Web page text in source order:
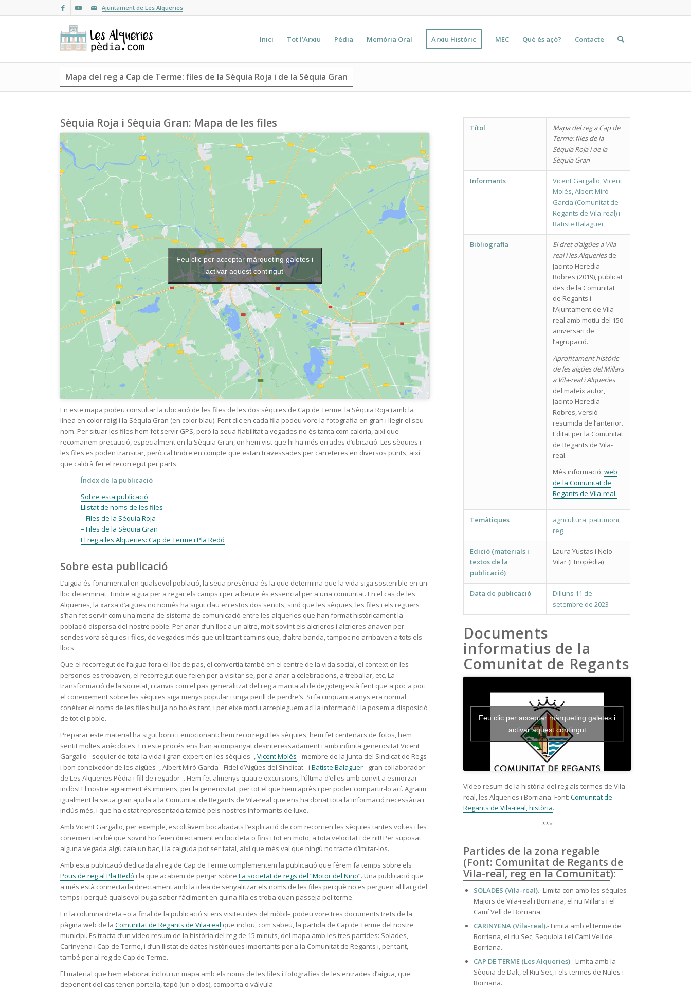
Ajuntament de Les Alqueries
Inici Tot l’Arxiu Pèdia Memòria Oral Arxiu Històric MEC Què és açò? Contacte
Mapa del reg a Cap de Terme: files de la Sèquia Roja i de la Sèquia Gran
Sèquia Roja i Sèquia Gran: Mapa de les files
Feu clic per acceptar màrqueting galetes i
activar aquest contingut
En este mapa podeu consultar la ubicació de les files de les dos sèquies de Cap de Terme: la Sèquia Roja (amb la
línea en color roig) i la Sèquia Gran (en color blau). Fent clic en cada fila podeu vore la fotografia en gran i llegir el seu
nom. Per situar les files hem fet servir GPS, però la seua fiabilitat a vegades no és tanta com caldria, així que
recomanem precaució, especialment en la Sèquia Gran, on hem vist que hi ha més errades d’ubicació. Les sèquies i
les files es poden transitar, però cal tindre en compte que estan travessades per carreteres en diversos punts, així
que caldrà fer el recorregut per parts.
Índex de la publicació
Sobre esta publicació
Llistat de noms de les files
– Files de la Sèquia Roja
– Files de la Sèquia Gran
El reg a les Alqueries: Cap de Terme i Pla Redó
Sobre esta publicació
L’aigua és fonamental en qualsevol població, la seua presència és la que determina que la vida siga sostenible en un
lloc determinat. Tindre aigua per a regar els camps i per a beure és essencial per a una comunitat. En el cas de les
Alqueries, la xarxa d’aigües no només ha sigut clau en estos dos sentits, sinó que les sèquies, les files i els reguers
s’han fet servir com una mena de sistema de comunicació entre les alqueries que han format històricament la
població dispersa del nostre poble. Per anar d’un lloc a un altre, molt sovint els alcrieros i alcrieres anaven per
sendes vora sèquies i files, de vegades més que utilitzant camins que, d’altra banda, tampoc no arribaven a tots els
llocs.
Que el recorregut de l’aigua fora el lloc de pas, el convertia també en el centre de la vida social, el context on les
persones es trobaven, el recorregut que feien per a visitar-se, per a anar a celebracions, a treballar, etc. La
transformació de la societat, i canvis com el pas generalitzat del reg a manta al de degoteig està fent que a poc a poc
el coneixement sobre les sèquies siga menys popular i tinga perill de perdre’s. Si fa cinquanta anys era normal
conèixer el noms de les files hui ja no ho és tant, i per eixe motiu arrepleguem ací la informació i la posem a disposició
de tot el poble.
Preparar este material ha sigut bonic i emocionant: hem recorregut les sèquies, hem fet centenars de fotos, hem
sentit moltes anècdotes. En este procés ens han acompanyat desinteressadament i amb infinita generositat Vicent
Gargallo –sequier de tota la vida i gran expert en les sèquies–,Vicent Molés –membre de la Junta del Sindicat de Regs
i bon coneixedor de les aigües–, Albert Miró Garcia –Fidel d’Aigües del Sindicat– iBatiste Balaguer–gran col·laborador
de Les Alqueries Pèdia i fill de regador–. Hem fet almenys quatre excursions, l’última d’elles amb convit a esmorzar
inclòs! El nostre agraïment és immens, per la generositat, per tot el que hem après i per poder compartir-lo ací. Agraïm
igualment la seua gran ajuda a la Comunitat de Regants de Vila-real que ens ha donat tota la informació necessària i
inclús més, i que ha estat representada també pels nostres informants de luxe.
Amb Vicent Gargallo, per exemple, escoltàvem bocabadats l’explicació de com recorrien les sèquies tantes voltes i les
coneixien tan bé que sovint ho feien directament en bicicleta o fins i tot en moto, a tota velocitat i de nit! Per suposat
alguna vegada algú caïa un bac, i la caiguda pot ser fatal, així que més val que ningú no tracte d’imitar-los.
Amb esta publicació dedicada al reg de Cap de Terme complementem la publicació que férem fa temps sobre els
Pous de reg al Pla Redó i la que acabem de penjar sobreLa societat de regs del “Motor del Niño”. Una publicació que
a més està connectada directament amb la idea de senyalitzar els noms de les files perquè no es perguen al llarg del
temps i perquè qualsevol puga saber fàcilment en quina fila es troba quan passeja pel terme.
En la columna dreta –o a final de la publicació si ens visiteu des del mòbil– podeu vore tres documents trets de la
pàgina web de laComunitat de Regants de Vila-real que inclou, com sabeu, la partida de Cap de Terme del nostre
municipi. Es tracta d’un vídeo resum de la història del reg de 15 minuts, del mapa amb les tres partides: Solades,
Carinyena i Cap de Terme, i d’un llistat de dates històriques importants per a la Comunitat de Regants i, per tant,
també per al reg de Cap de Terme.
El material que hem elaborat inclou un mapa amb els noms de les files i fotografies de les entrades d’aigua, que
depenent del cas tenen portella, tapó (un o dos), comporta o vàlvula.
Títol
Mapa del reg a Cap de
Terme: files de la
Sèquia Roja i de la
Sèquia Gran
Informants
Vicent Gargallo, Vicent
Molés, Albert Miró
Garcia (Comunitat de
Regants de Vila-real) i
Batiste Balaguer
Bibliografia
El dret d’aigües a Vila-
real i les Alqueriesde
Jacinto Heredia
Robres (2019), publicat
des de la Comunitat
de Regants i
l’Ajuntament de Vila-
real amb motiu del 150
aniversari de
l’agrupació.
Aprofitament històric
de les aigües del Millars
a Vila-real i Alqueries
del mateix autor,
Jacinto Heredia
Robres, versió
resumida de l’anterior.
Editat per la Comunitat
de Regants de Vila-
real.
Més informació:web
de la Comunitat de
Regants de Vila-real.
Temàtiques
agricultura, patrimoni,
reg
Edició (materials i
textos de la
publicació)
Laura Yustas i Nelo
Vilar (Etnopèdia)
Data de publicació
Dilluns 11 de
setembre de 2023
Documents
informatius de la
Comunitat de Regants
Feu clic per acceptar màrqueting galetes i
activar aquest contingut
Vídeo resum de la història del reg als termes de Vila-
real, les Alqueries i Borriana. Font:Comunitat de
Regants de Vila-real, història.
***
Partides de la zona regable
(Font: Comunitat de Regants de
Vila-real, reg en la Comunitat):
SOLADES (Vila-real).- Limita con amb les sèquies
Majors de Vila-real i Borriana, el riu Millars i el
Camí Vell de Borriana.
CARINYENA (Vila-real).- Limita amb el terme de
Borriana, el riu Sec, Sequiola i el Camí Vell de
Borriana.
CAP DE TERME (Les Alqueries).- Limita amb la
Sèquia de Dalt, el Riu Sec, i els termes de Nules i
Borriana.